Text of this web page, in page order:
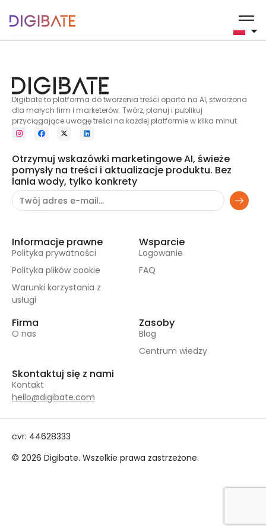
3
Digibate to platforma do tworzenia treści oparta na AI, stworzona
dla małych firm i marketerów. Twórz, planuj i publikuj
przyciągające uwagę treści na każdej platformie w kilka minut.
Otrzymuj wskazówki marketingowe AI, świeże
pomysły na treści i aktualizacje produktu. Bez
lania wody, tylko konkrety
Informacje prawne
Polityka prywatności
Polityka plików cookie
Warunki korzystania z
usługi
Wsparcie
Logowanie
FAQ
Firma
O nas
Zasoby
Blog
Centrum wiedzy
Skontaktuj się z nami
Kontakt
hello@digibate.com
cvr: 44628333
© 2026 Digibate. Wszelkie prawa zastrzeżone.